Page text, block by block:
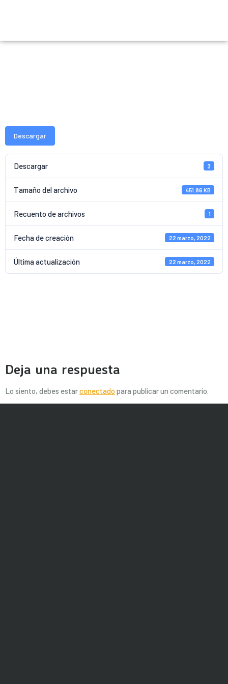
Descargar
Descargar 3
Tamaño del archivo 451.86 KB
Recuento de archivos 1
Fecha de creación 22 marzo, 2022
Última actualización 22 marzo, 2022
Deja una respuesta
Lo siento, debes estarconectado para publicar un comentario.